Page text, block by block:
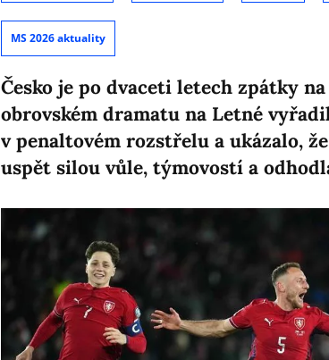
MS 2026 aktuality
Česko je po dvaceti letech zpátky
obrovském dramatu na Letné
v penaltovém rozstřelu a ukázalo,
uspět silou vůle, týmovostí a